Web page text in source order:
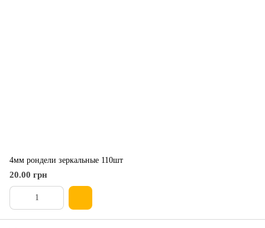
4мм рондели зеркальные 110шт
20.00 грн